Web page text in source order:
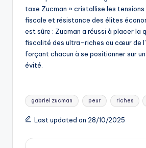
taxe Zucman » cristallise les
fiscale et résistance des élites
est sûre : Zucman a réussi à placer la
fiscalité des ultra-riches au cœur de
forçant chacun à se positionner sur
évité.
Tags:
gabriel zucman peur riches
Last updated on 28/10/2025